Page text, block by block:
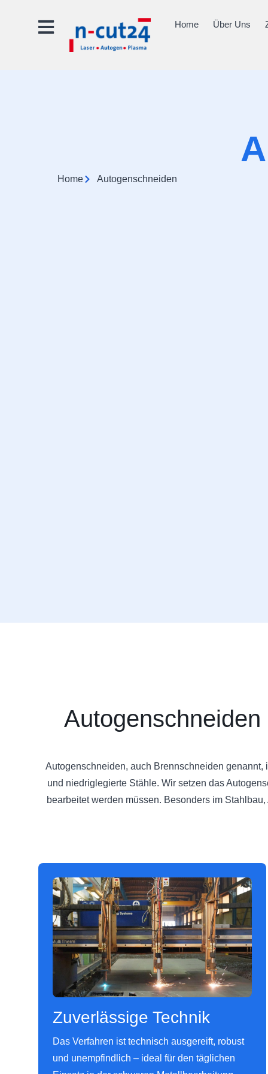
Home Über Uns
Home Autogenschneiden
Autogenschneiden, auch Brennschneiden
und niedriglegierte Stähle. Wir setzen das
bearbeitet werden müssen. Besonders im
Zuverlässige Technik
Das Verfahren ist technisch ausgereift, robust
und unempfindlich – ideal für den täglichen